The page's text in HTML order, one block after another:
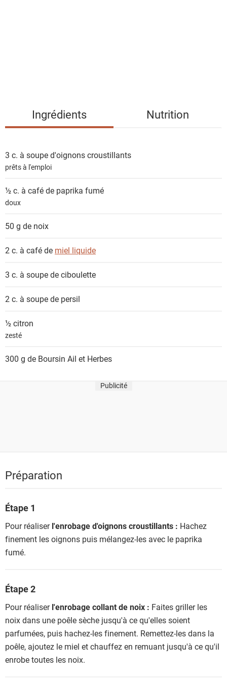
i
e
n
t
Ingrédients Nutrition
3 c. à souped'oignons croustillants
prêts à l'emploi
½ c. à café de paprika fumé
doux
50 g de noix
2 c. à café de miel liquide
3 c. à soupe deciboulette
2 c. à soupe de persil
½citron
zesté
300 g de Boursin Ail et Herbes
Publicité
Préparation
Étape 1
Pour réaliserl'enrobage d'oignons croustillants : Hachez
finement les oignons puis mélangez-les avec le paprika
fumé.
Étape 2
Pour réaliserl'enrobage collant de noix : Faites griller les
noix dans une poêle sèche jusqu'à ce qu'elles soient
parfumées, puis hachez-les finement. Remettez-les dans la
poêle, ajoutez le miel et chauffez en remuant jusqu'à ce qu'il
enrobe toutes les noix.